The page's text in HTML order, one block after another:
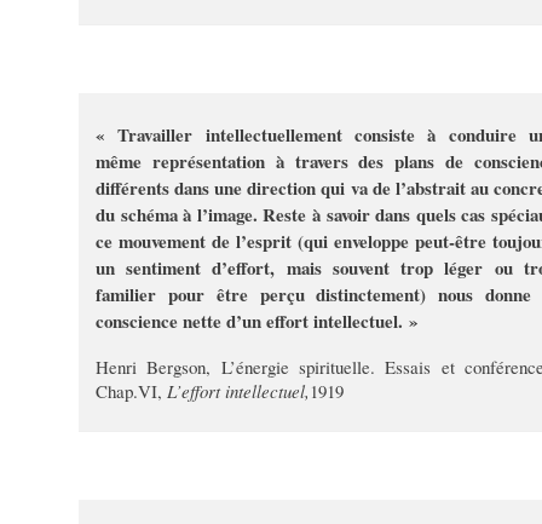
« Travailler intellectuellement consiste à conduire
même représentation à travers des plans de
différents dans une direction qui va de l’abstrait au
du schéma à l’image. Reste à savoir dans quels cas
ce mouvement de l’esprit (qui enveloppe peut-être
un sentiment d’effort, mais souvent trop léger ou
familier pour être perçu distinctement) nous donne
conscience nette d’un effort intellectuel. »
Henri Bergson, L’énergie spirituelle. Essais et
Chap.VI, L’effort intellectuel, 1919